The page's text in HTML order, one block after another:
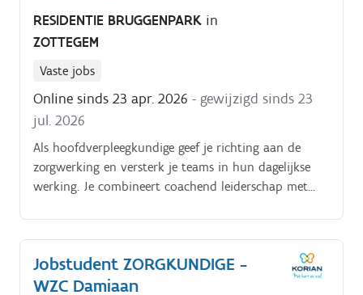
RESIDENTIE BRUGGENPARK in
ZOTTEGEM
Vaste jobs
Online sinds 23 apr. 2026 - gewijzigd sinds 23
jul. 2026
Als hoofdverpleegkundige geef je richting aan de
zorgwerking en versterk je teams in hun dagelijkse
werking. Je combineert coachend leiderschap met
continuïteit. Je staat dicht bij de werkvloer en zorgt
voor een stabiele, professionele zorgomgeving. Je
dagelijkse bezigheden bestaan uit:het organiseren en
coördineren van de dagelijkse werking;opstellen van
Jobstudent ZORGKUNDIGE -
WZC Damiaan